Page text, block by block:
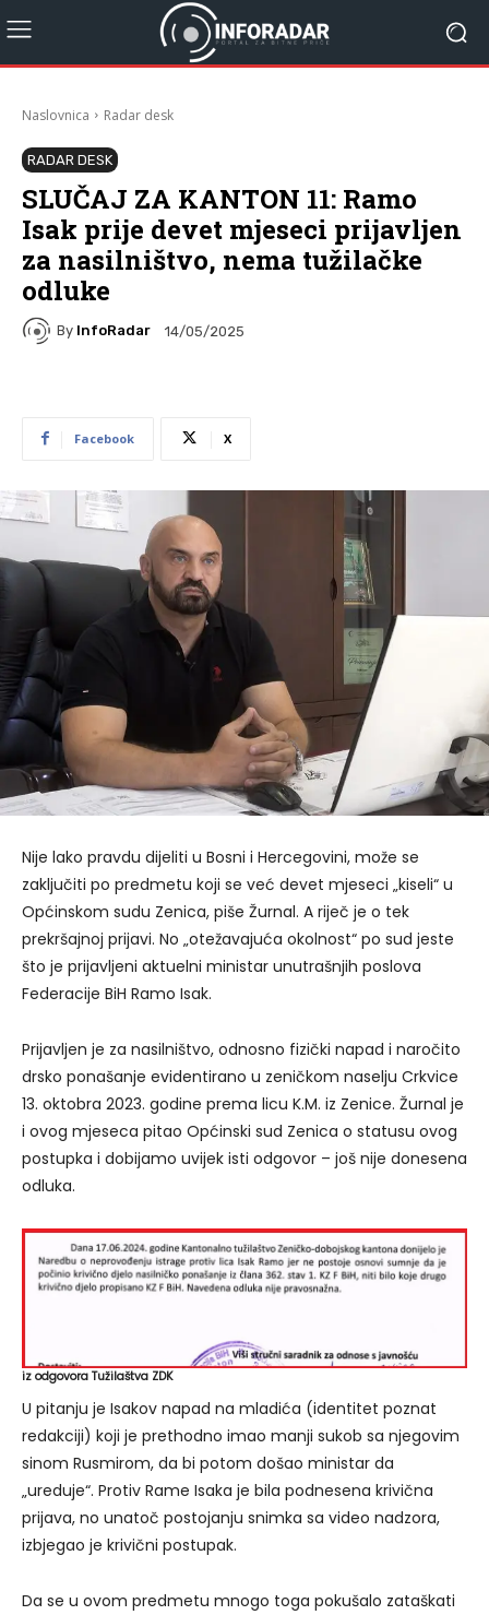
Naslovnica Radar desk
RADAR DESK
SLUČAJ ZA KANTON 11: Ramo
Isak prije devet mjeseci prijavljen
za nasilništvo, nema tužilačke
odluke
By InfoRadar 14/05/2025
Facebook X
Nije lako pravdu dijeliti u Bosni i Hercegovini, može se
zaključiti po predmetu koji se već devet mjeseci „kiseli“ u
Općinskom sudu Zenica, piše Žurnal. A riječ je o tek
prekršajnoj prijavi. No „otežavajuća okolnost“ po sud jeste
što je prijavljeni aktuelni ministar unutrašnjih poslova
Federacije BiH Ramo Isak.
Prijavljen je za nasilništvo, odnosno fizički napad i naročito
drsko ponašanje evidentirano u zeničkom naselju Crkvice
13. oktobra 2023. godine prema licu K.M. iz Zenice. Žurnal je
i ovog mjeseca pitao Općinski sud Zenica o statusu ovog
postupka i dobijamo uvijek isti odgovor – još nije donesena
odluka.
iz odgovora Tužilaštva ZDK
U pitanju je Isakov napad na mladića (identitet poznat
redakciji) koji je prethodno imao manji sukob sa njegovim
sinom Rusmirom, da bi potom došao ministar da
„ureduje“. Protiv Rame Isaka je bila podnesena krivična
prijava, no unatoč postojanju snimka sa video nadzora,
izbjegao je krivični postupak.
Da se u ovom predmetu mnogo toga pokušalo zataškati